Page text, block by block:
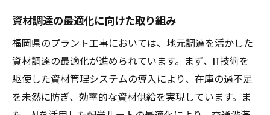
資材調達の最適化に向けた取り組み
福岡県のプラント工事においては、地元調達を活かした
資材調達の最適化が進められています。まず、IT技術を
駆使した資材管理システムの導入により、在庫の過不足
を未然に防ぎ、効率的な資材供給を実現しています。ま